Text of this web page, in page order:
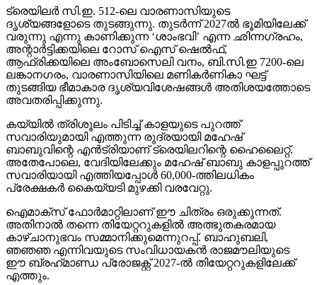
ട്രെയിലര്‍ സി.ഇ. 512-ലെ വാരണാസിയുടെ
ദൃശ്യങ്ങളോടെ തുടങ്ങുന്നു. തുടര്‍ന്ന് 2027ല്‍ ഭൂമിയിലേക്ക്
വരുന്നു എന്നു കാണിക്കുന്ന ‘ശാംഭവി’ എന്ന ഛിന്നഗ്രഹം,
അന്റാര്‍ട്ടിക്കയിലെ റോസ് ഐസ് ഷെല്‍ഫ്,
ആഫ്രിക്കയിലെ അംബോസെലി വനം, ബി.സി.ഇ 7200-ലെ
ലങ്കാനഗരം, വാരണാസിയിലെ മണികര്‍ണികാ ഘട്ട്
തുടങ്ങിയ ഭീമാകാര ദൃശ്യവിശേഷങ്ങള്‍ അതിശയത്തോടെ
അവതരിപ്പിക്കുന്നു.
കയ്യില്‍ ത്രിശൂലം പിടിച്ച് കാളയുടെ പുറത്ത്
സവാരിയുമായി എത്തുന്ന രുദ്രയായി മഹേഷ്
ബാബുവിന്റെ എന്‍ട്രിയാണ് ട്രെയിലറിന്റെ ഹൈലൈറ്റ്.
അതേപോലെ, വേദിയിലേക്കും മഹേഷ് ബാബു കാളപ്പുറത്ത്
സവാരിയായി എത്തിയപ്പോള്‍ 60,000-ത്തിലധികം
പ്രേക്ഷകര്‍ കൈയ്യടി മുഴക്കി വരവേറ്റു.
ഐമാക്‌സ് ഫോര്‍മാറ്റിലാണ് ഈ ചിത്രം ഒരുക്കുന്നത്.
അതിനാല്‍ തന്നെ തിയേറ്ററുകളില്‍ അത്ഭുതകരമായ
കാഴ്ചാനുഭവം സമ്മാനിക്കുമെന്നുറപ്പ്. ബാഹുബലി,
ഞഞഞ എന്നിവയുടെ സംവിധായകന്‍ രാജമൗലിയുടെ
ഈ ബ്രഹ്‌മാണ്ഡ പ്രോജക്റ്റ് 2027-ല്‍ തിയേറ്ററുകളിലേക്ക്
എത്തും.